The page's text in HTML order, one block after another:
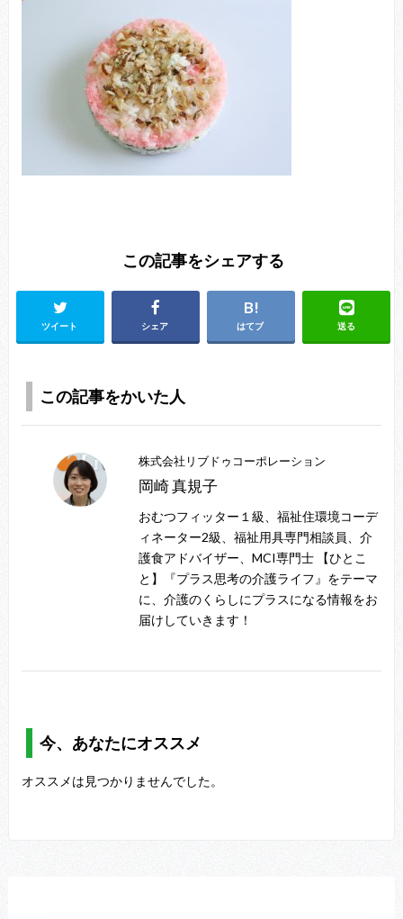
この記事をシェアする
ツイート シェア はてブ 送る
この記事をかいた人
株式会社リブドゥコーポレーション
岡崎 真規子
おむつフィッター１級、福祉住環境コーデ
ィネーター2級、福祉用具専門相談員、介
護食アドバイザー、MCI専門士 【ひとこ
と】『プラス思考の介護ライフ』をテーマ
に、介護のくらしにプラスになる情報をお
届けしていきます！
今、あなたにオススメ
オススメは見つかりませんでした。